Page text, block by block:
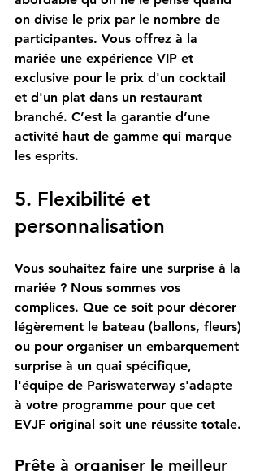
on divise le prix par le nombre de
participantes. Vous offrez à la
mariée une expérience VIP et
exclusive pour le prix d'un cocktail
et d'un plat dans un restaurant
branché. C’est la garantie d’une
activité haut de gamme qui marque
les esprits.
5. Flexibilité et
personnalisation
Vous souhaitez faire une surprise à la
mariée ? Nous sommes vos
complices. Que ce soit pour décorer
légèrement le bateau (ballons, fleurs)
ou pour organiser un embarquement
surprise à un quai spécifique,
l'équipe de Pariswaterway s'adapte
à votre programme pour que cet
EVJF original soit une réussite totale.
Prête à organiser le meilleur